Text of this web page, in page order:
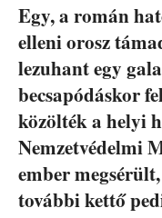
Egy, a román
elleni orosz
lezuhant egy
becsapódáskor
közölték a helyi
Nemzetvédelmi
ember
további kettő